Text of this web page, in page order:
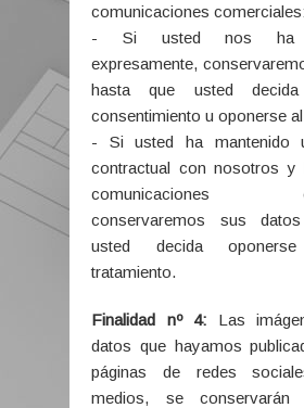
comunicaciones comerciales:
- Si usted nos ha
expresamente,
hasta que usted
consentimiento u oponerse
- Si usted ha mantenido
contractual con nosotros y
comunicaciones
conservaremos sus
usted decida
tratamiento.
Finalidad nº 4: Las
datos que hayamos
páginas de redes
medios, se conservarán